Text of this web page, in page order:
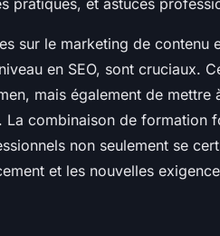
pratiques, et astuces
sur le marketing de contenu
en SEO, sont cruciaux.
mais également de mettre
La combinaison de formation
non seulement se
et les nouvelles